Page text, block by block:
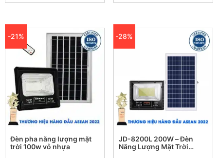
-21%
Đèn pha năng lượng mặt
trời 100w vỏ nhựa
-28%
JD-8200L 200W – Đèn
Năng Lượng Mặt Trời